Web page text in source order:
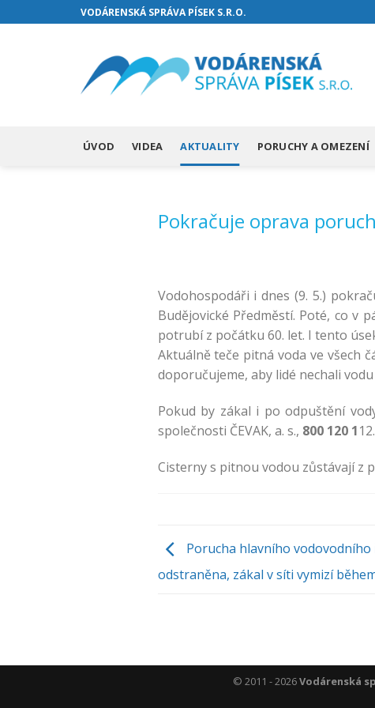
na
VODÁRENSKÁ SPRÁVA PÍSEK S.R.O.
ÚVOD VIDEA AKTUALITY PORUCHY A OMEZENÍ
Pokračuje oprava
Vodohospodáři i dnes (9. 5.)
Budějovické Předměstí. Poté, co v
potrubí z počátku 60. let. I tento
Aktuálně teče pitná voda ve všech
doporučujeme, aby lidé nechali
Pokud by zákal i po odpuštění
společnosti ČEVAK, a. s., 800 120 112.
Cisterny s pitnou vodou zůstávají z
Porucha hlavního vodovodního
odstraněna, zákal v síti vymizí
© 2011 - 2026Vodárenská